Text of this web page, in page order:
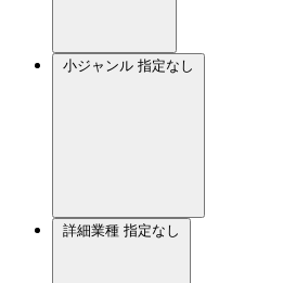
小ジャンル 指定なし
詳細業種 指定なし